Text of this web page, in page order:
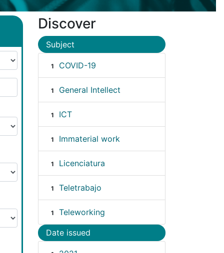
Discover
Subject
1 COVID-19
1 General Intellect
1 ICT
1 Immaterial work
1 Licenciatura
1 Teletrabajo
1 Teleworking
Date issued